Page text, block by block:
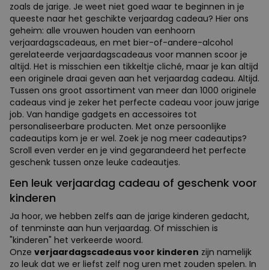
zoals de jarige. Je weet niet goed waar te beginnen in je
queeste naar het geschikte verjaardag cadeau? Hier ons
geheim: alle vrouwen houden van eenhoorn
verjaardagscadeaus, en met bier-of-andere-alcohol
gerelateerde verjaardagscadeaus voor mannen scoor je
altijd. Het is misschien een tikkeltje cliché, maar je kan altijd
een originele draai geven aan het verjaardag cadeau. Altijd.
Tussen ons groot assortiment van meer dan 1000 originele
cadeaus vind je zeker het perfecte cadeau voor jouw jarige
job. Van handige gadgets en accessoires tot
personaliseerbare producten. Met onze persoonlijke
cadeautips kom je er wel. Zoek je nog meer cadeautips?
Scroll even verder en je vind gegarandeerd het perfecte
geschenk tussen onze leuke cadeautjes.
Een leuk verjaardag cadeau of geschenk voor
kinderen
Ja hoor, we hebben zelfs aan de jarige kinderen gedacht,
of tenminste aan hun verjaardag. Of misschien is
"kinderen" het verkeerde woord.
Onze verjaardagscadeaus voor kinderen zijn namelijk
zo leuk dat we er liefst zelf nog uren met zouden spelen. In